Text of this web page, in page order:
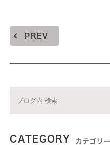
PREV
CATEGORY カテゴリー